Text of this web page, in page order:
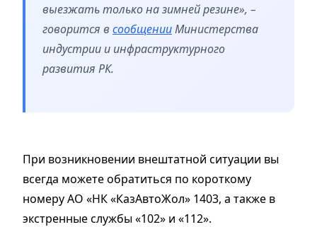
выезжать только на зимней резине», –
говорится в сообщенииМинистерства
индустрии и инфраструктурного
развития РК.
При возникновении внештатной ситуации вы
всегда можете обратиться по короткому
номеру АО «НК «КазАвтоЖол» 1403, а также в
экстренные службы «102» и «112».